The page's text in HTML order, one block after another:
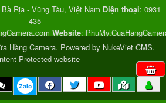
VND
Zalo
Rịa - Vũng Tàu, Việt Nam Điện thoại: 0931
435
Website:
Hàng Camera. Powered by NukeViet CMS.
Protected website